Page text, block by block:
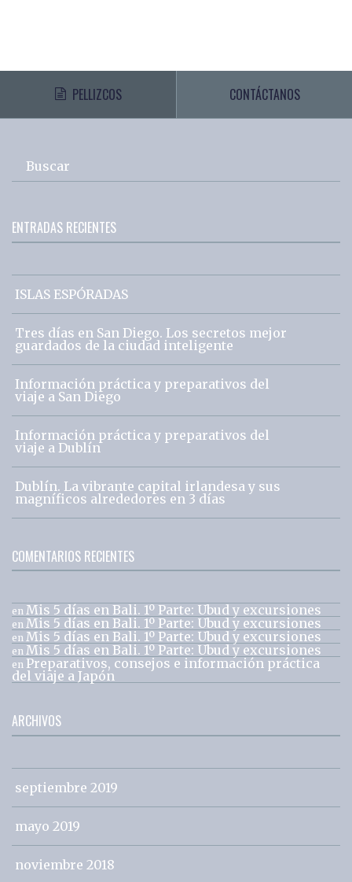
PELLIZCOS CONTÁCTANOS
Buscar
ENTRADAS RECIENTES
ISLAS ESPÓRADAS
Tres días en San Diego. Los secretos mejor
guardados de la ciudad inteligente
Información práctica y preparativos del
viaje a San Diego
Información práctica y preparativos del
viaje a Dublín
Dublín. La vibrante capital irlandesa y sus
magníficos alrededores en 3 días
COMENTARIOS RECIENTES
en Mis 5 días en Bali. 1º Parte: Ubud y excursiones
en Mis 5 días en Bali. 1º Parte: Ubud y excursiones
en Mis 5 días en Bali. 1º Parte: Ubud y excursiones
en Mis 5 días en Bali. 1º Parte: Ubud y excursiones
en Preparativos, consejos e información práctica
del viaje a Japón
ARCHIVOS
septiembre 2019
mayo 2019
noviembre 2018